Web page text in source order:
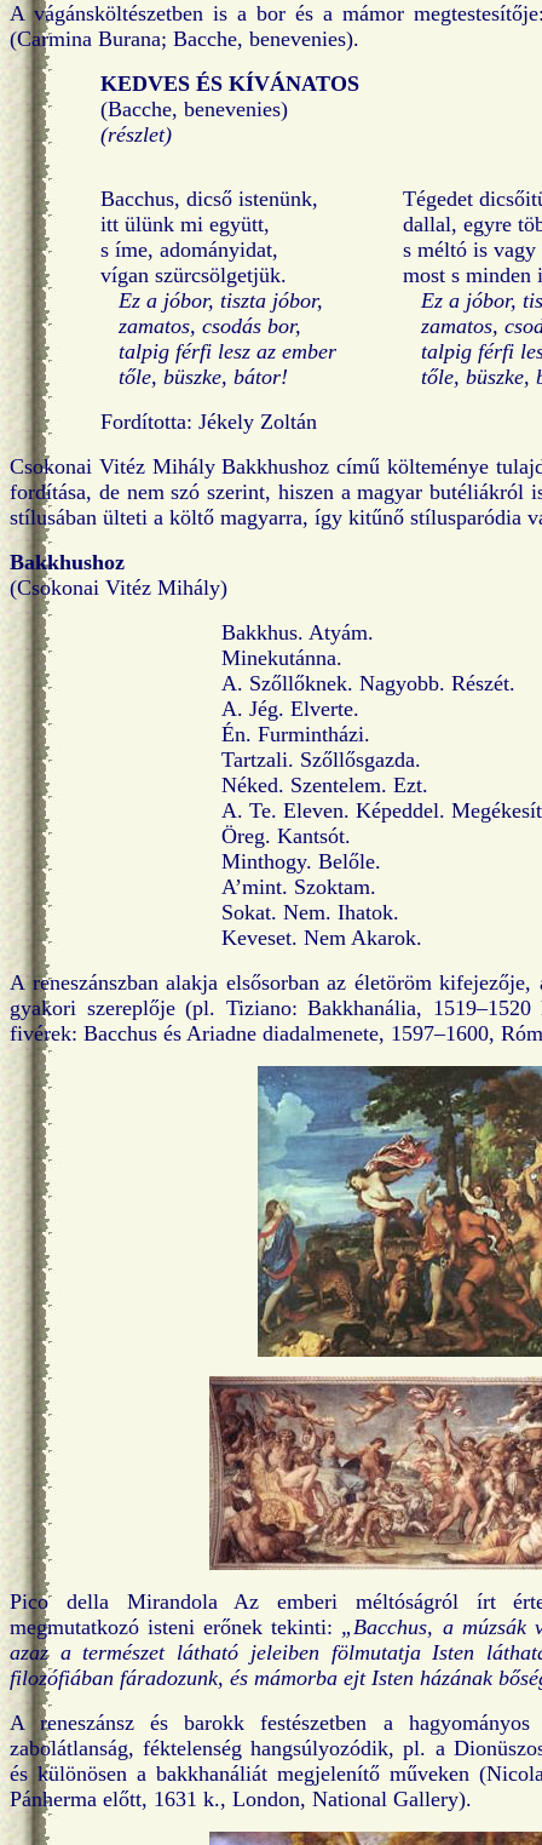
A vágánsköltészetben is a bor és a mámor
(Carmina Burana; Bacche, benevenies).
KEDVES ÉS KÍVÁNATOS
(Bacche, benevenies)
(részlet)
Bacchus, dicső istenünk,
itt ülünk mi együtt,
s íme, adományidat,
vígan szürcsölgetjük.
Ez a jóbor, tiszta jóbor,
zamatos, csodás bor,
talpig férfi lesz az ember
tőle, büszke, bátor!
Tégedet
dallal, egyre
s méltó is vagy
most s minden
Ez a jóbor,
zamatos,
talpig férfi
tőle, büszke,
Fordította: Jékely Zoltán
Csokonai Vitéz Mihály Bakkhushoz című költeménye
fordítása, de nem szó szerint, hiszen a magyar butéliákról
stílusában ülteti a költő magyarra, így kitűnő stílusparódia
Bakkhushoz
(Csokonai Vitéz Mihály)
Bakkhus. Atyám.
Minekutánna.
A. Szőllőknek. Nagyobb. Részét.
A. Jég. Elverte.
Én. Furmintházi.
Tartzali. Szőllősgazda.
Néked. Szentelem. Ezt.
A. Te. Eleven. Képeddel.
Öreg. Kantsót.
Minthogy. Belőle.
A’mint. Szoktam.
Sokat. Nem. Ihatok.
Keveset. Nem Akarok.
A reneszánszban alakja elsősorban az életöröm
gyakori szereplője (pl. Tiziano: Bakkhanália,
fivérek: Bacchus és Ariadne diadalmenete, 1597–1600,
Pico della Mirandola Az emberi méltóságról írt
megmutatkozó isteni erőnek tekinti: „Bacchus, a múzsák
azaz a természet látható jeleiben fölmutatja Isten
filozófiában fáradozunk, és mámorba ejt Isten házának
A reneszánsz és barokk festészetben a
zabolátlanság, féktelenség hangsúlyozódik, pl. a
és különösen a bakkhanáliát megjelenítő műveken
Pánherma előtt, 1631 k., London, National Gallery).